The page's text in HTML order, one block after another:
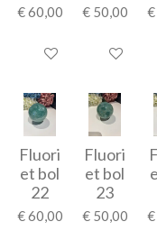
€ 60,00
In winkelwagen
€ 50,00
In
Fluori
et bol
22
€ 60,00
Fluori
et bol
23
€ 50,00